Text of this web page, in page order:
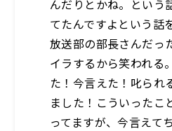
んだりとかね。という
てたんですよという話
放送部の部長さんだっ
イラするから笑われる
た！今言えた！叱られ
ました！こういったこ
ってますが、今言えて